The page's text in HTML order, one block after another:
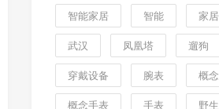
智能家居 智能 家居
武汉 凤凰塔 遛狗
穿戴设备 腕表 概
概念手表 手表 野